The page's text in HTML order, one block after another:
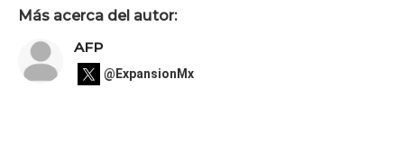
Más acerca del autor:
AFP
@ExpansionMx